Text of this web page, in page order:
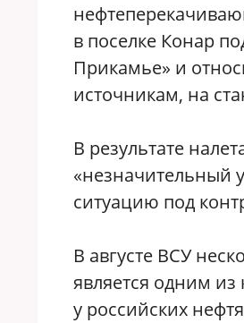
в поселке Конар
Прикамье» и
источникам, на
В результате
«незначительный
ситуацию под
В августе ВСУ
является одним из
у российских